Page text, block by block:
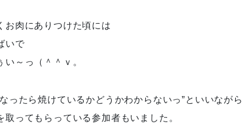
お肉にありつけた頃には
いで
～っ（＾＾ｖ。
ったら焼けているかどうかわからないっ”といいながら
取ってもらっている参加者もいました。